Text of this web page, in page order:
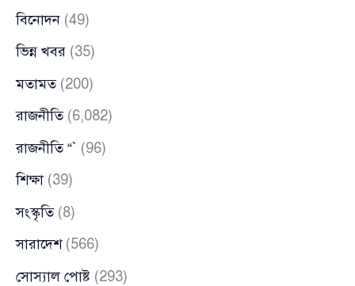
বিনোদন (49)
ভিন্ন খবর (35)
মতামত(200)
রাজনীতি(6,082)
রাজনীতি “` (96)
শিক্ষা (39)
সংস্কৃতি(8)
সারাদেশ(566)
সোস্যাল পোষ্ট (293)